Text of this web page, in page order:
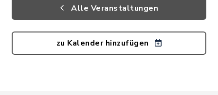
Alle Veranstaltungen
zu Kalender hinzufügen